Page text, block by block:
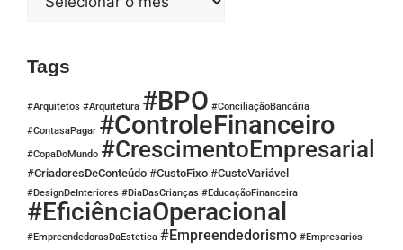
Tags
#Arquitetos #Arquitetura #BPO #ConciliaçãoBancária
#ContasaPagar #ControleFinanceiro
#CopaDoMundo #CrescimentoEmpresarial
#CriadoresDeConteúdo #CustoFixo #CustoVariável
#DesignDeInteriores #DiaDasCrianças #EducaçãoFinanceira
#EficiênciaOperacional
#EmpreendedorasDaEstetica #Empreendedorismo #Empresarios